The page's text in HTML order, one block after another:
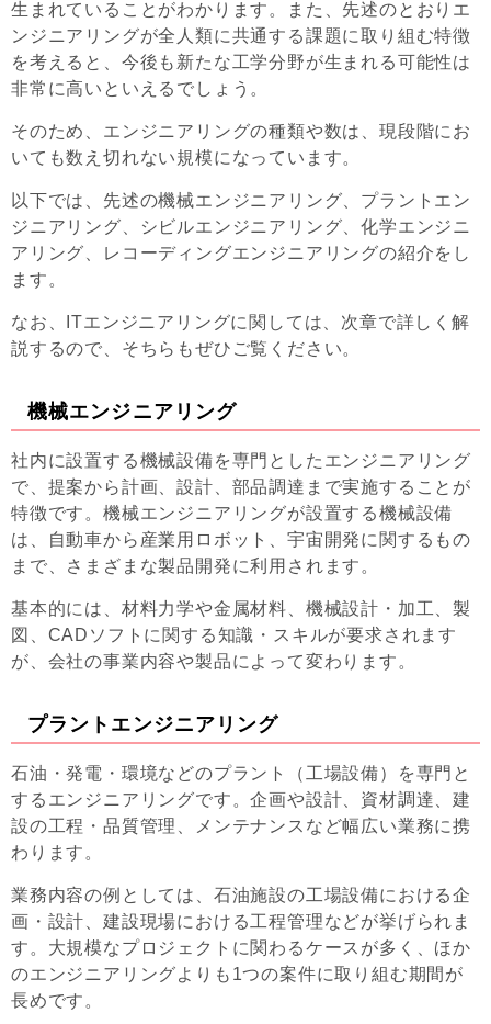
生まれていることがわかります。また、先述のとおりエ
ンジニアリングが全人類に共通する課題に取り組む特徴
を考えると、今後も新たな工学分野が生まれる可能性は
非常に高いといえるでしょう。
そのため、エンジニアリングの種類や数は、現段階にお
いても数え切れない規模になっています。
以下では、先述の機械エンジニアリング、プラントエン
ジニアリング、シビルエンジニアリング、化学エンジニ
アリング、レコーディングエンジニアリングの紹介をし
ます。
なお、ITエンジニアリングに関しては、次章で詳しく解
説するので、そちらもぜひご覧ください。
機械エンジニアリング
社内に設置する機械設備を専門としたエンジニアリング
で、提案から計画、設計、部品調達まで実施することが
特徴です。機械エンジニアリングが設置する機械設備
は、自動車から産業用ロボット、宇宙開発に関するもの
まで、さまざまな製品開発に利用されます。
基本的には、材料力学や金属材料、機械設計・加工、製
図、CADソフトに関する知識・スキルが要求されます
が、会社の事業内容や製品によって変わります。
プラントエンジニアリング
石油・発電・環境などのプラント（工場設備）を専門と
するエンジニアリングです。企画や設計、資材調達、建
設の工程・品質管理、メンテナンスなど幅広い業務に携
わります。
業務内容の例としては、石油施設の工場設備における企
画・設計、建設現場における工程管理などが挙げられま
す。大規模なプロジェクトに関わるケースが多く、ほか
のエンジニアリングよりも1つの案件に取り組む期間が
長めです。